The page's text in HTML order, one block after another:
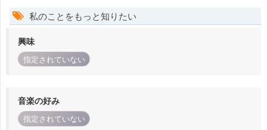
私のことをもっと知りたい
興味
指定されていない
音楽の好み
指定されていない